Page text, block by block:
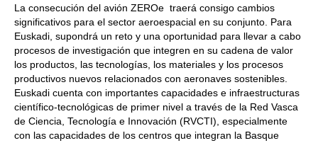
La consecución del avión ZEROe traerá consigo cambios
significativos para el sector aeroespacial en su conjunto. Para
Euskadi, supondrá un reto y una oportunidad para llevar a cabo
procesos de investigación que integren en su cadena de valor
los productos, las tecnologías, los materiales y los procesos
productivos nuevos relacionados con aeronaves sostenibles.
Euskadi cuenta con importantes capacidades e infraestructuras
científico-tecnológicas de primer nivel a través de la Red Vasca
de Ciencia, Tecnología e Innovación (RVCTI), especialmente
con las capacidades de los centros que integran la Basque